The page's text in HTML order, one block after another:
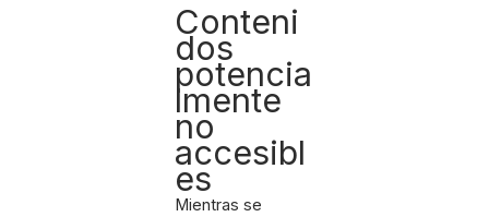
Conteni
dos
potencia
lmente
no
accesibl
es
Mientras se